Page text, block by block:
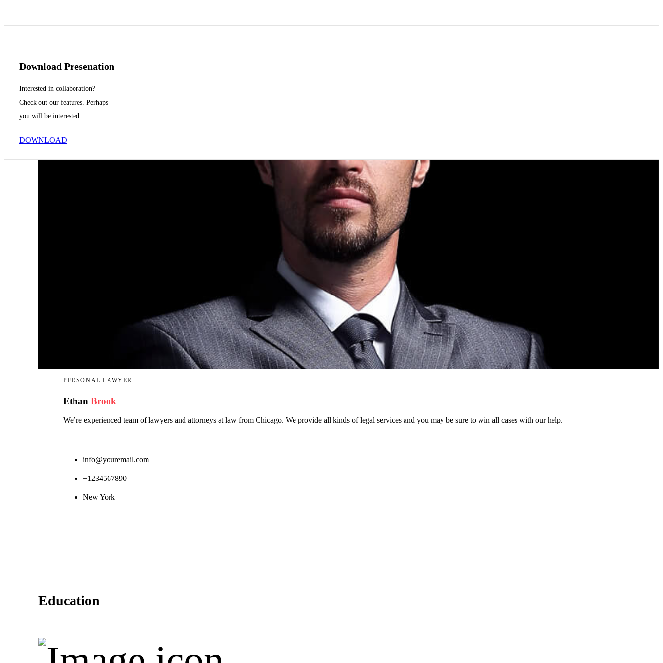
Download Presenation
Interested in collaboration?
Check out our features. Perhaps
you will be interested.
DOWNLOAD
PERSONAL LAWYER
Ethan Brook
We’re experienced team of lawyers and attorneys at law from Chicago. We provide all kinds of legal services and you may be sure to win all cases with our help.
info@youremail.com
+1234567890
New York
Education